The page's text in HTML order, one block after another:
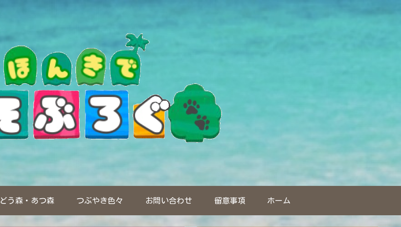
どう森・あつ森 つぶやき色々 お問い合わせ 留意事項 ホーム